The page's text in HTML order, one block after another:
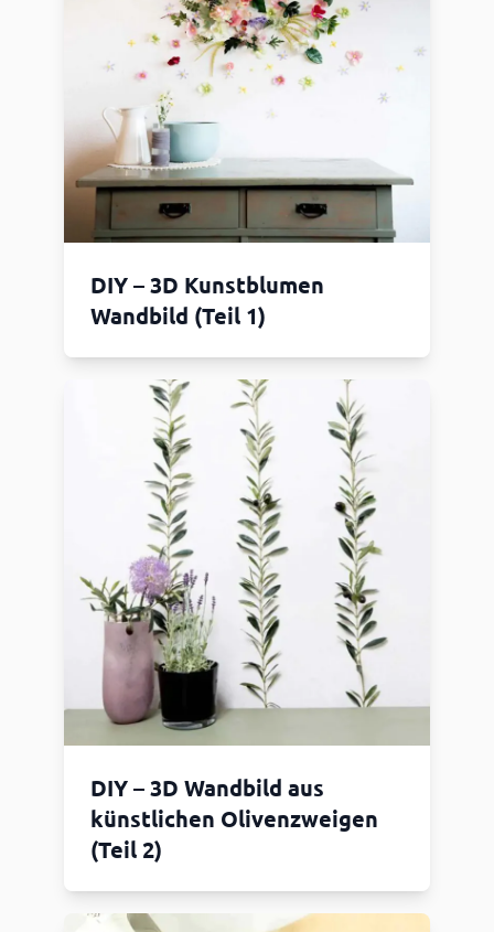
DIY – 3D Kunstblumen
Wandbild (Teil 1)
DIY – 3D Wandbild aus
künstlichen Olivenzweigen
(Teil 2)